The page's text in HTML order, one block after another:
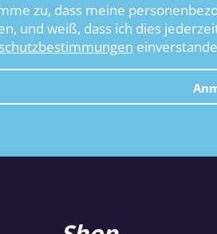
zu, dass meine
und weiß, dass ich dies